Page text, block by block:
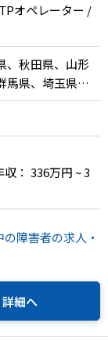
オペレーター /
、秋田県、山形
馬県、埼玉県、
県、富山県、石
阜県、静岡
都府、大阪府、
、島根県、岡
香川県、愛媛
県、熊本県、
県
収： 336万円 ~ 3
障害者の求人・
詳細へ